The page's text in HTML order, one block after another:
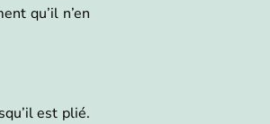
qu’il n’en
est plié.